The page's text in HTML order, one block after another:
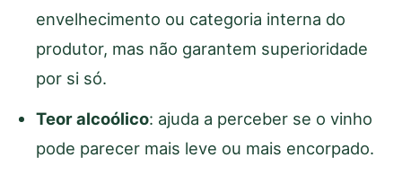
envelhecimento ou categoria interna do
produtor, mas não garantem superioridade
por si só.
Teor alcoólico: ajuda a perceber se o vinho
pode parecer mais leve ou mais encorpado.